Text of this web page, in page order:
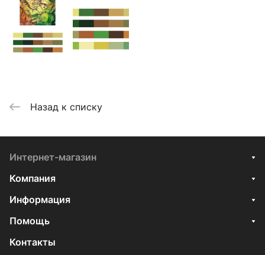
Назад к списку
Интернет-магазин
Компания
Информация
Помощь
Контакты